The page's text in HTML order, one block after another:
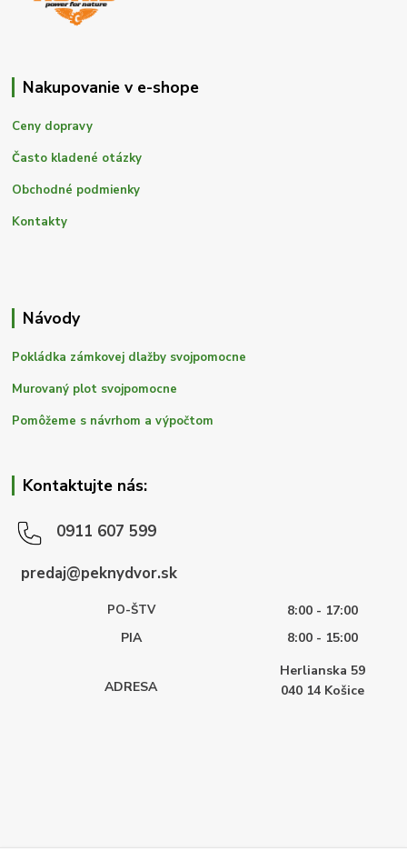
Nakupovanie v e-shope
Ceny dopravy
Často kladené otázky
Obchodné podmienky
Kontakty
Návody
Pokládka zámkovej dlažby svojpomocne
Murovaný plot svojpomocne
Pomôžeme s návrhom a výpočtom
Kontaktujte nás:
0911 607 599
predaj@peknydvor.sk
PO-ŠTV
8:00 - 17:00
PIA
8:00 - 15:00
ADRESA
Herlianska 59
040 14 Košice